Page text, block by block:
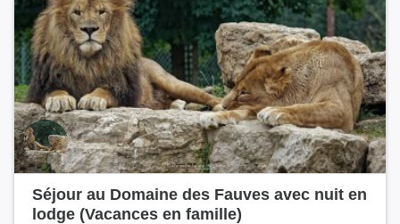
Séjour au Domaine des Fauves avec nuit en
lodge (Vacances en famille)